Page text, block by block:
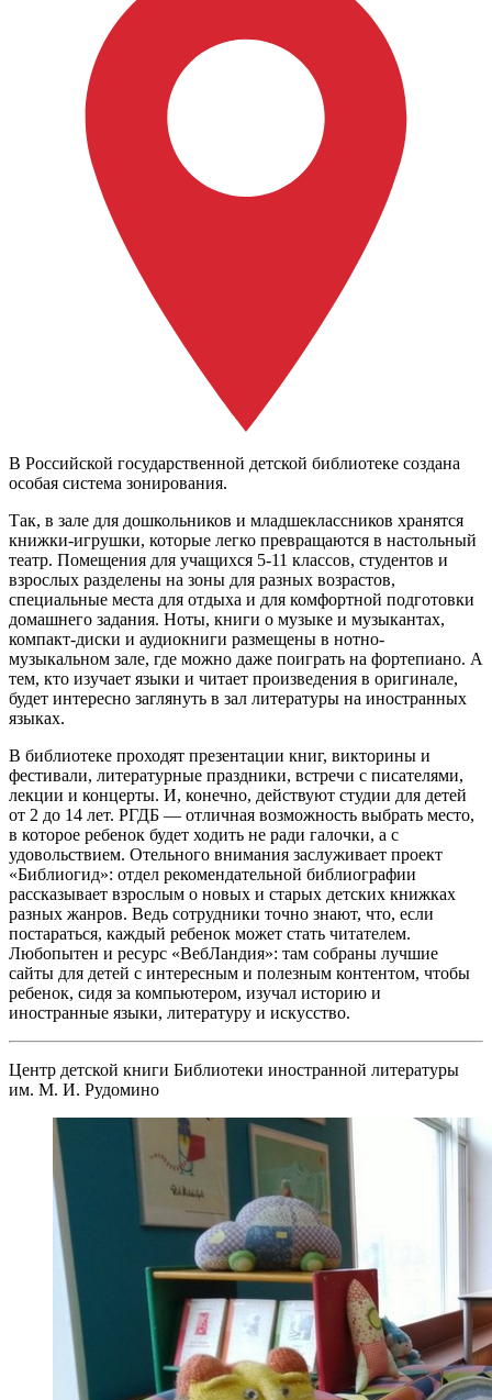
В Российской государственной детской библиотеке создана
особая система зонирования.
Так, в зале для дошкольников и младшеклассников хранятся
книжки-игрушки, которые легко превращаются в настольный
театр. Помещения для учащихся 5-11 классов, студентов и
взрослых разделены на зоны для разных возрастов,
специальные места для отдыха и для комфортной подготовки
домашнего задания. Ноты, книги о музыке и музыкантах,
компакт-диски и аудиокниги размещены в нотно-
музыкальном зале, где можно даже поиграть на фортепиано. А
тем, кто изучает языки и читает произведения в оригинале,
будет интересно заглянуть в зал литературы на иностранных
языках.
В библиотеке проходят презентации книг, викторины и
фестивали, литературные праздники, встречи с писателями,
лекции и концерты. И, конечно, действуют студии для детей
от 2 до 14 лет. РГДБ — отличная возможность выбрать место,
в которое ребенок будет ходить не ради галочки, а с
удовольствием. Отельного внимания заслуживает проект
«Библиогид»: отдел рекомендательной библиографии
рассказывает взрослым о новых и старых детских книжках
разных жанров. Ведь сотрудники точно знают, что, если
постараться, каждый ребенок может стать читателем.
Любопытен и ресурс «ВебЛандия»: там собраны лучшие
сайты для детей с интересным и полезным контентом, чтобы
ребенок, сидя за компьютером, изучал историю и
иностранные языки, литературу и искусство.
Центр детской книги Библиотеки иностранной литературы
им. М. И. Рудомино